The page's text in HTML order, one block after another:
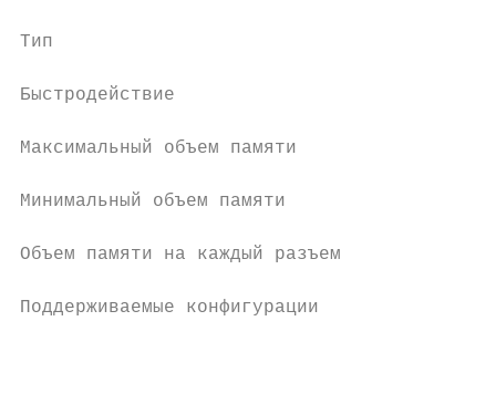
Тип
Быстродействие
Максимальный объем памяти
Минимальный объем памяти
Объем памяти на каждый разъем
Поддерживаемые конфигурации